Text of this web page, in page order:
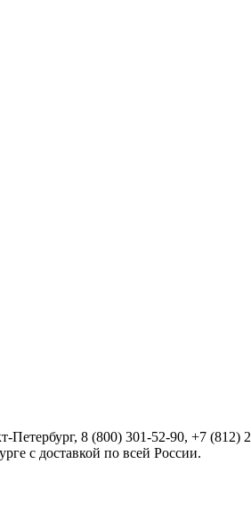
Петербург, 8 (800) 301-52-90, +7 (812)
с доставкой по всей России.